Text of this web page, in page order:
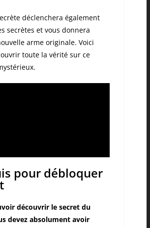
déclenchera également
secrètes et vous donnera
arme originale. Voici
toute la vérité sur ce
pour débloquer
découvrir le secret du
devez absolument avoir